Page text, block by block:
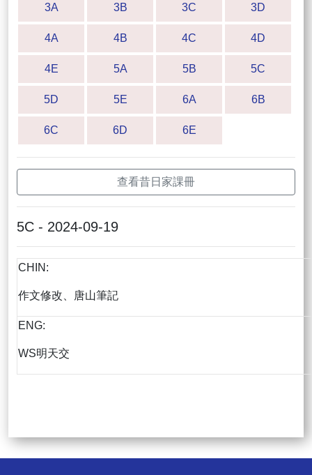
3A 3B 3C 3D
4A 4B 4C 4D
4E 5A 5B 5C
5D 5E 6A 6B
6C 6D 6E
查看昔日家課冊
5C - 2024-09-19
CHIN:
作文修改、唐山筆記
ENG:
WS明天交